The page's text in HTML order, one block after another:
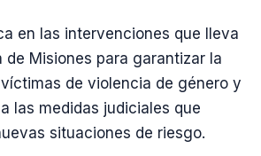
en las intervenciones que lleva
de Misiones para garantizar la
de violencia de género y
las medidas judiciales que
situaciones de riesgo.